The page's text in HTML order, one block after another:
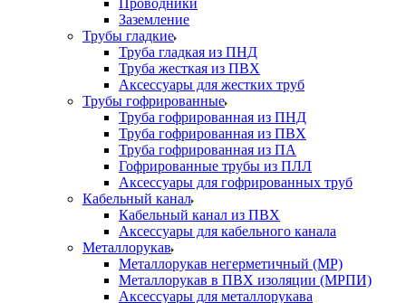
Проводники
Заземление
Трубы гладкие
Труба гладкая из ПНД
Труба жесткая из ПВХ
Аксессуары для жестких труб
Трубы гофрированные
Труба гофрированная из ПНД
Труба гофрированная из ПВХ
Труба гофрированная из ПА
Гофрированные трубы из ПЛЛ
Аксессуары для гофрированных труб
Кабельный канал
Кабельный канал из ПВХ
Аксессуары для кабельного канала
Металлорукав
Металлорукав негерметичный (МР)
Металлорукав в ПВХ изоляции (МРПИ)
Аксессуары для металлорукава